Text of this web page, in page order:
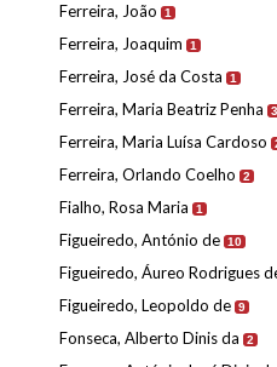
Ferreira, João 1
Ferreira, Joaquim 1
Ferreira, José da Costa 1
Ferreira, Maria Beatriz Penha 3
Ferreira, Maria Luísa Cardoso
Ferreira, Orlando Coelho 2
Fialho, Rosa Maria 1
Figueiredo, António de 10
Figueiredo, Áureo Rodrigues
Figueiredo, Leopoldo de 9
Fonseca, Alberto Dinis da 2